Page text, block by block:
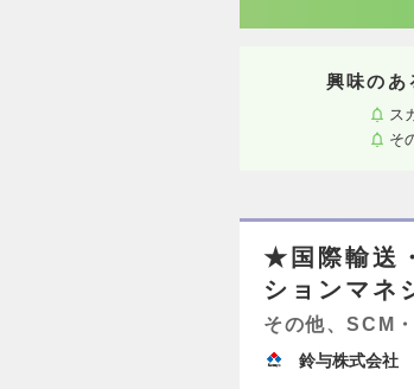
興味のあ
ス
そ
★国際輸送
ションマネ
その他、SCM
鈴与株式会社